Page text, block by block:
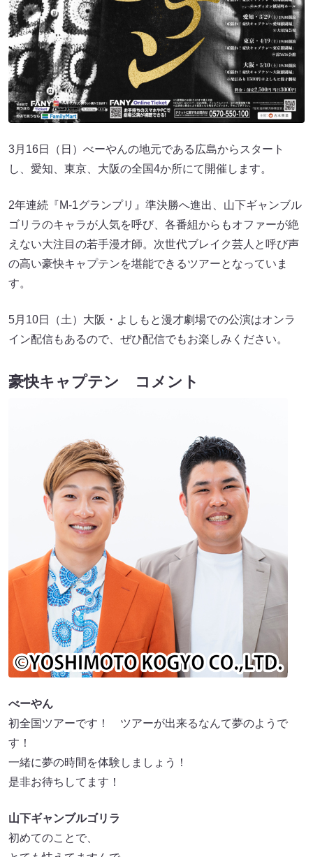
3月16日（日）べーやんの地元である広島からスタート
し、愛知、東京、大阪の全国4か所にて開催します。
2年連続『M-1グランプリ』準決勝へ進出、山下ギャンブル
ゴリラのキャラが人気を呼び、各番組からもオファーが絶
えない大注目の若手漫才師。次世代ブレイク芸人と呼び声
の高い豪快キャプテンを堪能できるツアーとなっていま
す。
5月10日（土）大阪・よしもと漫才劇場での公演はオンラ
イン配信もあるので、ぜひ配信でもお楽しみください。
豪快キャプテン コメント
べーやん
初全国ツアーです！ ツアーが出来るなんて夢のようで
す！
一緒に夢の時間を体験しましょう！
是非お待ちしてます！
山下ギャンブルゴリラ
初めてのことで、